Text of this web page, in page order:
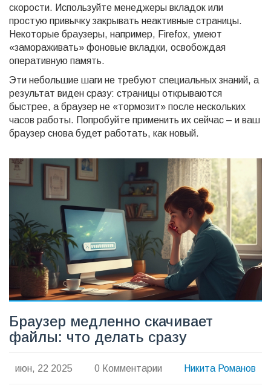
скорости. Используйте менеджеры вкладок или
простую привычку закрывать неактивные страницы.
Некоторые браузеры, например, Firefox, умеют
«замораживать» фоновые вкладки, освобождая
оперативную память.
Эти небольшие шаги не требуют специальных знаний, а
результат виден сразу: страницы открываются
быстрее, а браузер не «тормозит» после нескольких
часов работы. Попробуйте применить их сейчас – и ваш
браузер снова будет работать, как новый.
Браузер медленно скачивает
файлы: что делать сразу
июн, 22 2025 0 Комментарии Никита Романов